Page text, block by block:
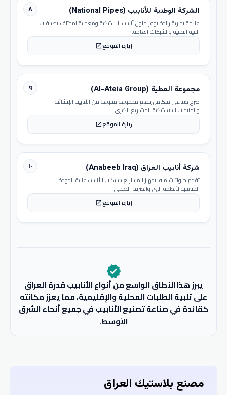
٨ الشركة الوطنية للأنابيب (National Pipes)
علامة تجارية رائدة توفر حلول أنابيب بلاستيكية ومعدنية لمختلف تطبيقات
البنية التحتية والشبكات العامة.
زيارة الموقعopen_in_new
٩ مجموعة العطية (Al-Ateia Group)
صرح صناعي متكامل يقدم مجموعة متنوعة من الأنابيب الإنشائية
والمنتجات البلاستيكية للمشاريع الكبرى.
زيارة الموقعopen_in_new
١٠ شركة أنابيب العراق (Anabeeb Iraq)
تقدم حلولاً شاملة لتجهيز المشاريع بشبكات الأنابيب عالية الجودة
المناسبة لأنظمة الري والصرف الصحي.
زيارة الموقعopen_in_new
verified
يبرز هذا النطاق الواسع من أنواع الأنابيب قدرة العراق
على تلبية الطلبات المحلية والإقليمية، مما يعزز مكانته
كقائدة في صناعة تصنيع الأنابيب في جميع أنحاء الشرق
الأوسط.
مصنع بلاستيك العراق